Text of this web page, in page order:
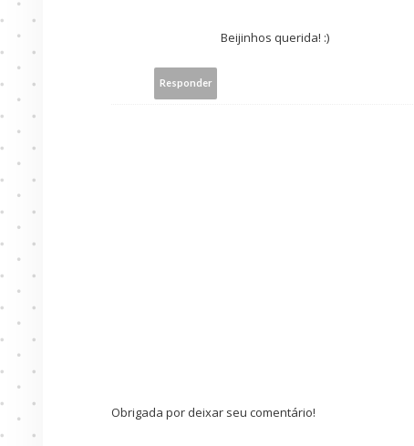
Beijinhos querida! :)
Responder
Obrigada por deixar seu comentário!